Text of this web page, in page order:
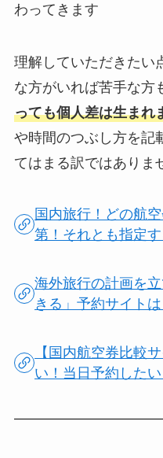
わってきます
理解していただきたい
な方がいれば苦手な方
っても個人差は生まれ
や時間のつぶし方を記
てはまる訳ではありま
国内旅行！どの航
第！それとも指定す
海外旅行の計画を
きる」予約サイトは
【国内航空券比較
い！当日予約したい